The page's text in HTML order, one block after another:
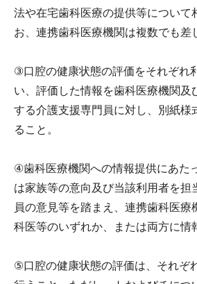
法や在宅歯科医療の提供等について
お、連携歯科医療機関は複数でも差
③口腔の健康状態の評価をそれぞれ
い、評価した情報を歯科医療機関及
する介護支援専門員に対し、別紙様
ること。
④歯科医療機関への情報提供にあた
は家族等の意向及び当該利用者を担
員の意見等を踏まえ、連携歯科医療
科医等のいずれか、または両方に情
⑤口腔の健康状態の評価は、それぞ